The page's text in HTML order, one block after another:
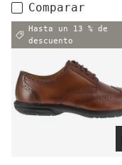
Comparar
Hasta un 13 % de
descuento